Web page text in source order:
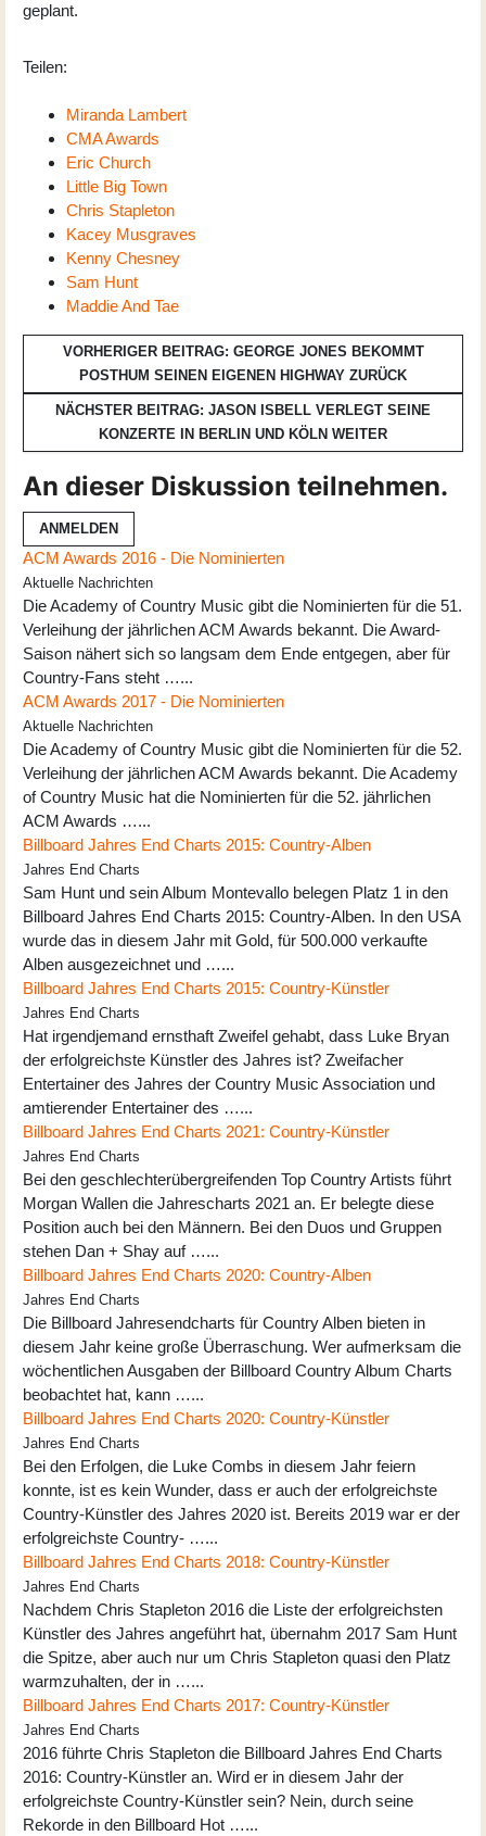
geplant.
Teilen:
Miranda Lambert
CMA Awards
Eric Church
Little Big Town
Chris Stapleton
Kacey Musgraves
Kenny Chesney
Sam Hunt
Maddie And Tae
VORHERIGER BEITRAG: GEORGE JONES BEKOMMT
POSTHUM SEINEN EIGENEN HIGHWAY ZURÜCK
NÄCHSTER BEITRAG: JASON ISBELL VERLEGT SEINE
KONZERTE IN BERLIN UND KÖLN WEITER
An dieser Diskussion teilnehmen.
ANMELDEN
ACM Awards 2016 - Die Nominierten
Aktuelle Nachrichten
Die Academy of Country Music gibt die Nominierten für die 51.
Verleihung der jährlichen ACM Awards bekannt. Die Award-
Saison nähert sich so langsam dem Ende entgegen, aber für
Country-Fans steht …...
ACM Awards 2017 - Die Nominierten
Aktuelle Nachrichten
Die Academy of Country Music gibt die Nominierten für die 52.
Verleihung der jährlichen ACM Awards bekannt. Die Academy
of Country Music hat die Nominierten für die 52. jährlichen
ACM Awards …...
Billboard Jahres End Charts 2015: Country-Alben
Jahres End Charts
Sam Hunt und sein Album Montevallo belegen Platz 1 in den
Billboard Jahres End Charts 2015: Country-Alben. In den USA
wurde das in diesem Jahr mit Gold, für 500.000 verkaufte
Alben ausgezeichnet und …...
Billboard Jahres End Charts 2015: Country-Künstler
Jahres End Charts
Hat irgendjemand ernsthaft Zweifel gehabt, dass Luke Bryan
der erfolgreichste Künstler des Jahres ist? Zweifacher
Entertainer des Jahres der Country Music Association und
amtierender Entertainer des …...
Billboard Jahres End Charts 2021: Country-Künstler
Jahres End Charts
Bei den geschlechterübergreifenden Top Country Artists führt
Morgan Wallen die Jahrescharts 2021 an. Er belegte diese
Position auch bei den Männern. Bei den Duos und Gruppen
stehen Dan + Shay auf …...
Billboard Jahres End Charts 2020: Country-Alben
Jahres End Charts
Die Billboard Jahresendcharts für Country Alben bieten in
diesem Jahr keine große Überraschung. Wer aufmerksam die
wöchentlichen Ausgaben der Billboard Country Album Charts
beobachtet hat, kann …...
Billboard Jahres End Charts 2020: Country-Künstler
Jahres End Charts
Bei den Erfolgen, die Luke Combs in diesem Jahr feiern
konnte, ist es kein Wunder, dass er auch der erfolgreichste
Country-Künstler des Jahres 2020 ist. Bereits 2019 war er der
erfolgreichste Country- …...
Billboard Jahres End Charts 2018: Country-Künstler
Jahres End Charts
Nachdem Chris Stapleton 2016 die Liste der erfolgreichsten
Künstler des Jahres angeführt hat, übernahm 2017 Sam Hunt
die Spitze, aber auch nur um Chris Stapleton quasi den Platz
warmzuhalten, der in …...
Billboard Jahres End Charts 2017: Country-Künstler
Jahres End Charts
2016 führte Chris Stapleton die Billboard Jahres End Charts
2016: Country-Künstler an. Wird er in diesem Jahr der
erfolgreichste Country-Künstler sein? Nein, durch seine
Rekorde in den Billboard Hot …...